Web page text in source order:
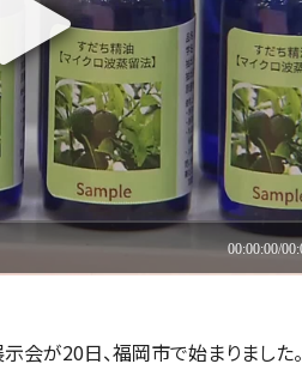
が20日、福岡市で始まりました。